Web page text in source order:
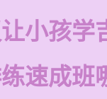
小孩学
速成班